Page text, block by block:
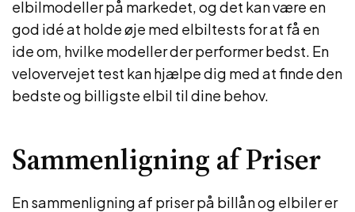
elbilmodeller på markedet, og det kan være en
god idé at holde øje med elbiltests for at få en
ide om, hvilke modeller der performer bedst. En
velovervejet test kan hjælpe dig med at finde den
bedste og billigste elbil til dine behov.
Sammenligning af Priser
En sammenligning af priser på billån og elbiler er